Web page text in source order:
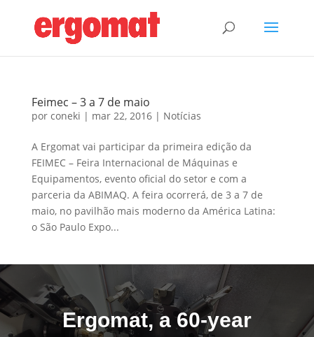
Feimec – 3 a 7 de maio
por coneki | mar 22, 2016| Notícias
A Ergomat vai participar da primeira edição da
FEIMEC – Feira Internacional de Máquinas e
Equipamentos, evento oficial do setor e com a
parceria da ABIMAQ. A feira ocorrerá, de 3 a 7 de
maio, no pavilhão mais moderno da América Latina:
o São Paulo Expo...
Ergomat, a 60-year